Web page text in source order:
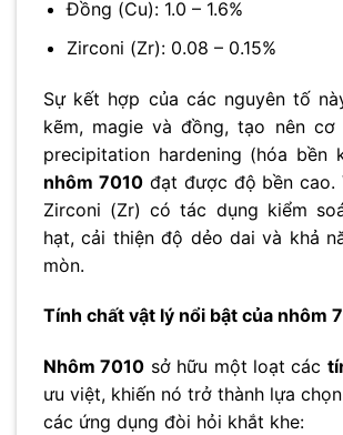
Đồng (Cu): 1.0 – 1.6%
Zirconi (Zr): 0.08 – 0.15%
Sự kết hợp của các nguyên tố
kẽm, magie và đồng, tạo nên cơ
precipitation hardening (hóa bền
nhôm 7010đạt được độ bền cao.
Zirconi (Zr) có tác dụng kiểm
hạt, cải thiện độ dẻo dai và khả
mòn.
Tính chất vật lý nổi bật của nhôm
Nhôm 7010 sở hữu một loạt các
ưu việt, khiến nó trở thành lựa
các ứng dụng đòi hỏi khắt khe: